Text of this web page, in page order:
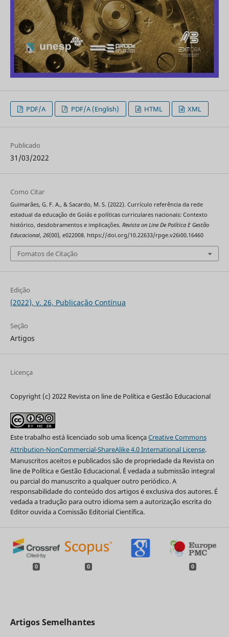
PDF/A PDF/A (English) HTML XML
Publicado
31/03/2022
Como Citar
Guimarães, G. F. A., & Sacardo, M. S. (2022). Currículo referência da rede
estadual da educação de Goiás e políticas curriculares nacionais: Contexto
histórico, desdobramentos e implicações. Revista on Line De Política E Gestão
Educacional, 26(00), e022008. https://doi.org/10.22633/rpge.v26i00.16460
Fomatos de Citação
Edição
(2022), v. 26, Publicação Contínua
Seção
Artigos
Licença
Copyright (c) 2022 Revista on line de Política e Gestão Educacional
Este trabalho está licenciado sob uma licençaCreative Commons
Attribution-NonCommercial-ShareAlike 4.0 International License.
Manuscritos aceitos e publicados são de propriedade da Revista on
line de Política e Gestão Educacional. É vedada a submissão integral
ou parcial do manuscrito a qualquer outro periódico. A
responsabilidade do conteúdo dos artigos é exclusiva dos autores. É
vedada a tradução para outro idioma sem a autorização escrita do
Editor ouvida a Comissão Editorial Científica.
0 0 0
Artigos Semelhantes